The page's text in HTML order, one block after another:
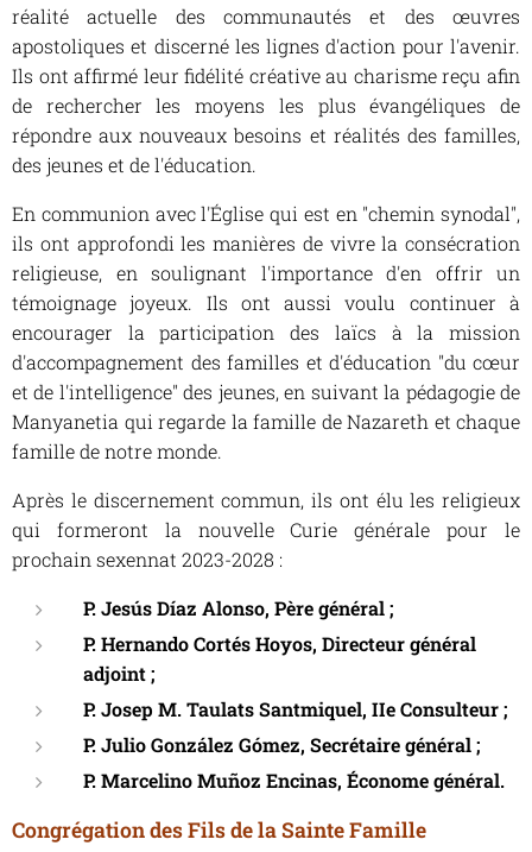
réalité actuelle des communautés et des œuvres
apostoliques et discerné les lignes d'action pour l'avenir.
Ils ont affirmé leur fidélité créative au charisme reçu afin
de rechercher les moyens les plus évangéliques de
répondre aux nouveaux besoins et réalités des familles,
des jeunes et de l'éducation.
En communion avec l'Église qui est en "chemin synodal",
ils ont approfondi les manières de vivre la consécration
religieuse, en soulignant l'importance d'en offrir un
témoignage joyeux. Ils ont aussi voulu continuer à
encourager la participation des laïcs à la mission
d'accompagnement des familles et d'éducation "du cœur
et de l'intelligence" des jeunes, en suivant la pédagogie de
Manyanetia qui regarde la famille de Nazareth et chaque
famille de notre monde.
Après le discernement commun, ils ont élu les religieux
qui formeront la nouvelle Curie générale pour le
prochain sexennat 2023-2028 :
P. Jesús Díaz Alonso, Père général ;
P. Hernando Cortés Hoyos, Directeur général
adjoint ;
P. Josep M. Taulats Santmiquel, IIe Consulteur ;
P. Julio González Gómez, Secrétaire général ;
P. Marcelino Muñoz Encinas, Économe général.
Congrégation des Fils de la Sainte Famille